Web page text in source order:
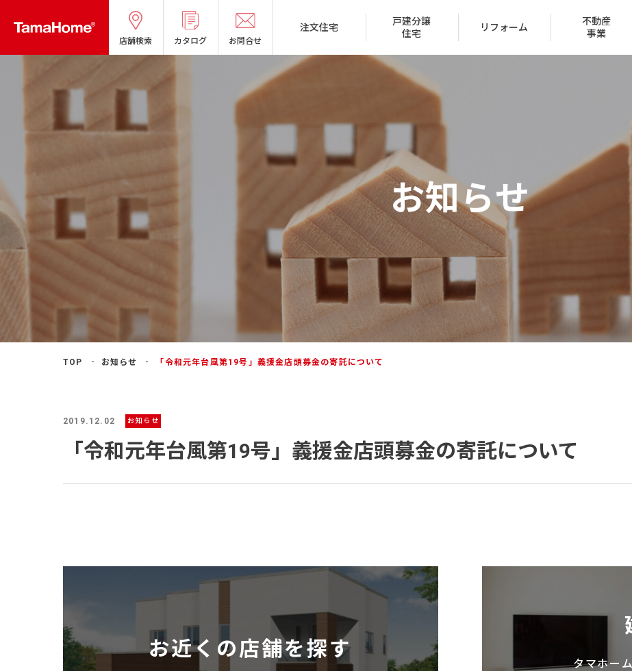
店舗検索 カタログ お問合せ
注文住宅
タマホームの考える家づくり 家づくりのステップ
保証とサポート 住
戸建分譲
住宅
リフォーム
リフォームメニュー FAQ
不動産
事業
分譲マンション
賃貸取扱物件
（サブリース事業）
区分
オーナー様の声 建築実例
ハッピーライフクラブ
タマネット
IR情報 経営方針
採用情報 受賞一覧
お知らせ
TOP お知らせ 「令和元年台風第19号」義援金店頭募金の寄託について
2019.12.02 お知らせ
「令和元年台風第19号」義援金店頭募金の寄託について
お近くの店舗を探す
タマホー